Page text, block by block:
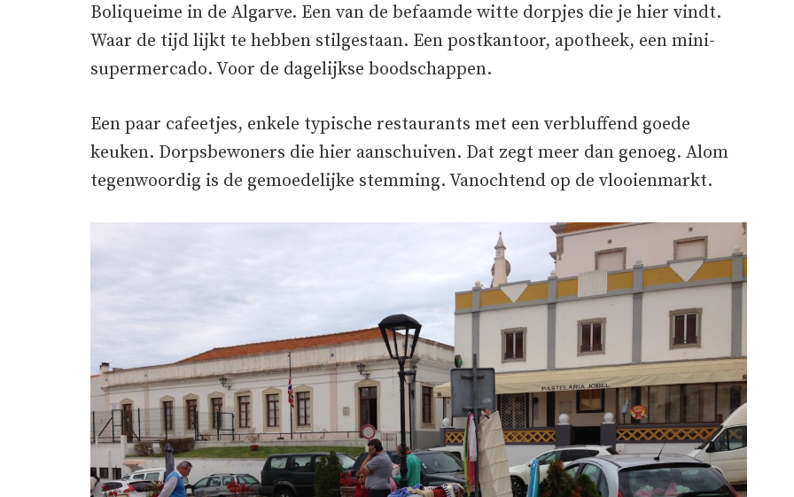
Boliqueime in de Algarve. Een van de befaamde witte dorpjes die je hier vindt.
Waar de tijd lijkt te hebben stilgestaan. Een postkantoor, apotheek, een mini-
supermercado. Voor de dagelijkse boodschappen.
Een paar cafeetjes, enkele typische restaurants met een verbluffend goede
keuken. Dorpsbewoners die hier aanschuiven. Dat zegt meer dan genoeg. Alom
tegenwoordig is de gemoedelijke stemming. Vanochtend op de vlooienmarkt.